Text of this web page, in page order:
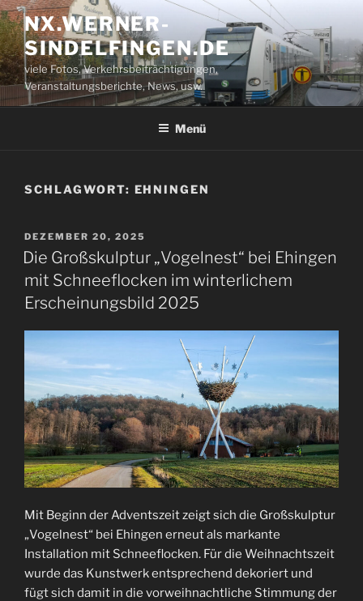
Zum
Inhalt
springen
NX.WERNER-
SINDELFINGEN.DE
viele Fotos, Verkehrsbeiträchtigungen,
Veranstaltungsberichte, News, usw.
Menü
SCHLAGWORT: EHNINGEN
VERÖFFENTLICHT
AM
DEZEMBER 20, 2025
Die Großskulptur „Vogelnest“ bei Ehingen
mit Schneeflocken im winterlichem
Erscheinungsbild 2025
Mit Beginn der Adventszeit zeigt sich die Großskulptur
„Vogelnest“ bei Ehingen erneut als markante
Installation mit Schneeflocken. Für die Weihnachtszeit
wurde das Kunstwerk entsprechend dekoriert und
fügt sich damit in die vorweihnachtliche Stimmung der